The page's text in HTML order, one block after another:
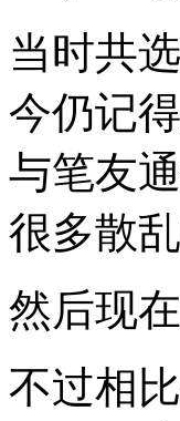
当时共
今仍记
与笔友
很多散
然后现
不过相